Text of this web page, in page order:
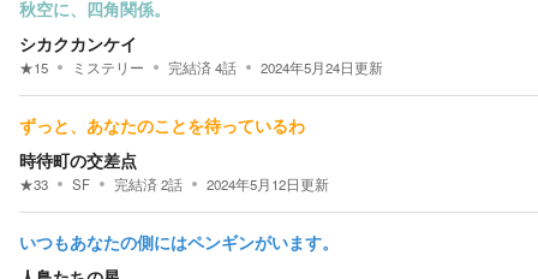
秋空に、四角関係。
シカクカンケイ
★15 ミステリー 完結済4話 2024年5月24日更新
ずっと、あなたのことを待っているわ
時待町の交差点
★33 SF 完結済2話 2024年5月12日更新
いつもあなたの側にはペンギンがいます。